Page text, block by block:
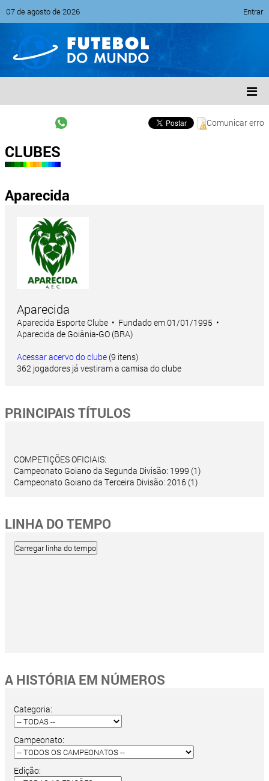
07 de agosto de 2026 Entrar
Comunicar erro
CLUBES
Aparecida
Aparecida
Aparecida Esporte Clube • Fundado em 01/01/1995 •
Aparecida de Goiânia-GO (BRA)
Acessar acervo do clube (9 itens)
362 jogadores já vestiram a camisa do clube
PRINCIPAIS TÍTULOS
COMPETIÇÕES OFICIAIS:
Campeonato Goiano da Segunda Divisão: 1999 (1)
Campeonato Goiano da Terceira Divisão: 2016 (1)
LINHA DO TEMPO
A HISTÓRIA EM NÚMEROS
Categoria:
Campeonato:
Edição: